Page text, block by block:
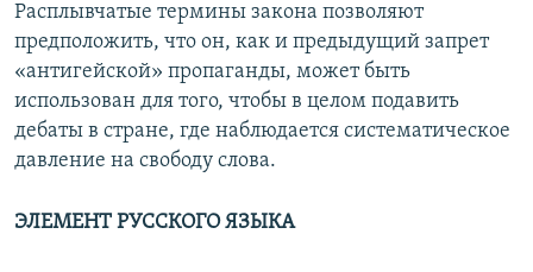
Расплывчатые термины закона позволяют
предположить, что он, как и предыдущий запрет
«антигейской» пропаганды, может быть
использован для того, чтобы в целом подавить
дебаты в стране, где наблюдается систематическое
давление на свободу слова.
ЭЛЕМЕНТ РУССКОГО ЯЗЫКА